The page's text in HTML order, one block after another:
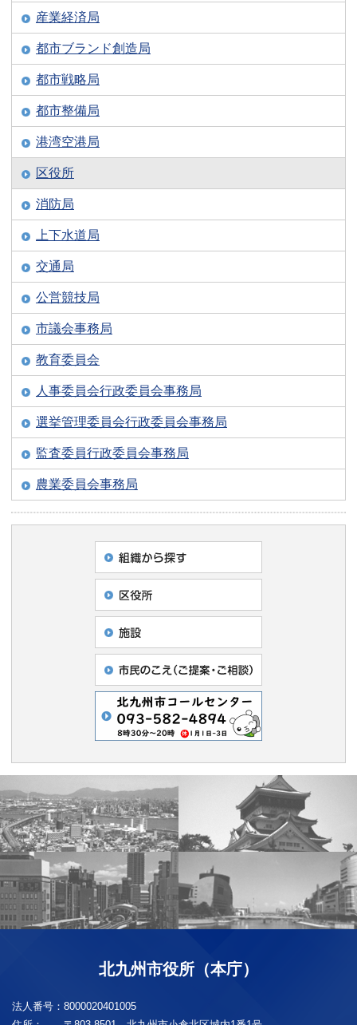
産業経済局
都市ブランド創造局
都市戦略局
都市整備局
港湾空港局
区役所
消防局
上下水道局
交通局
公営競技局
市議会事務局
教育委員会
人事委員会行政委員会事務局
選挙管理委員会行政委員会事務局
監査委員行政委員会事務局
農業委員会事務局
北九州市役所（本庁）
法人番号： 8000020401005